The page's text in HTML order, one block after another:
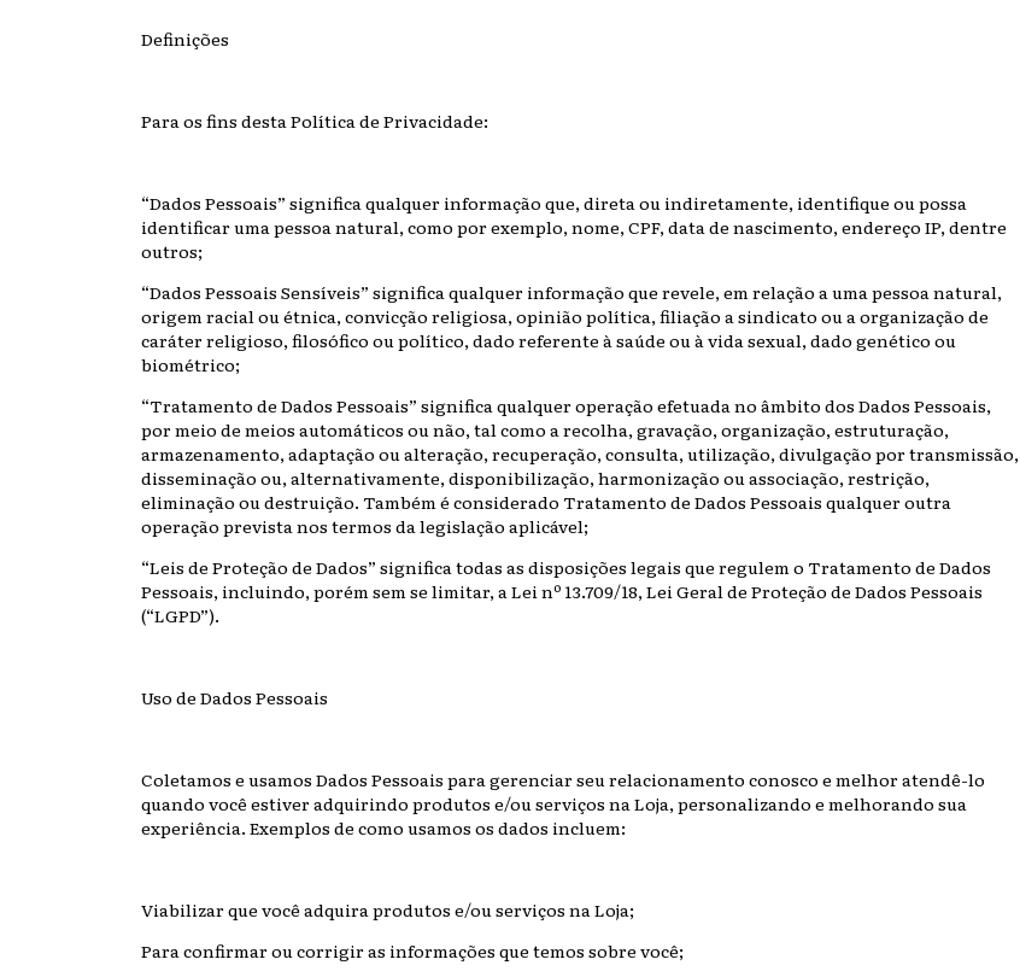
Definições
Para os fins desta Política de Privacidade:
“Dados Pessoais” significa qualquer informação que, direta ou indiretamente, identifique ou possa
identificar uma pessoa natural, como por exemplo, nome, CPF, data de nascimento, endereço IP, dentre
outros;
“Dados Pessoais Sensíveis” significa qualquer informação que revele, em relação a uma pessoa natural,
origem racial ou étnica, convicção religiosa, opinião política, filiação a sindicato ou a organização de
caráter religioso, filosófico ou político, dado referente à saúde ou à vida sexual, dado genético ou
biométrico;
“Tratamento de Dados Pessoais” significa qualquer operação efetuada no âmbito dos Dados Pessoais,
por meio de meios automáticos ou não, tal como a recolha, gravação, organização, estruturação,
armazenamento, adaptação ou alteração, recuperação, consulta, utilização, divulgação por transmissão,
disseminação ou, alternativamente, disponibilização, harmonização ou associação, restrição,
eliminação ou destruição. Também é considerado Tratamento de Dados Pessoais qualquer outra
operação prevista nos termos da legislação aplicável;
“Leis de Proteção de Dados” significa todas as disposições legais que regulem o Tratamento de Dados
Pessoais, incluindo, porém sem se limitar, a Lei nº 13.709/18, Lei Geral de Proteção de Dados Pessoais
(“LGPD”).
Uso de Dados Pessoais
Coletamos e usamos Dados Pessoais para gerenciar seu relacionamento conosco e melhor atendê-lo
quando você estiver adquirindo produtos e/ou serviços na Loja, personalizando e melhorando sua
experiência. Exemplos de como usamos os dados incluem:
Viabilizar que você adquira produtos e/ou serviços na Loja;
Para confirmar ou corrigir as informações que temos sobre você;